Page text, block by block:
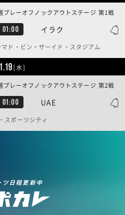
01:00 イラク
レーオフノックアウトステージ 第1戦
ド・ビン・ザーイド・スタジアム
[水]
01:00 UAE
レーオフノックアウトステージ 第2戦
スポーツシティ
ツ日程更新中